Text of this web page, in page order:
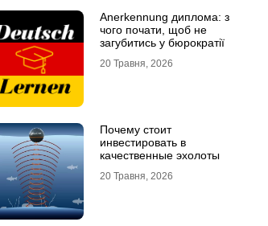
Anerkennung диплома: з
чого почати, щоб не
загубитись у бюрократії
20 Травня, 2026
Почему стоит
инвестировать в
качественные эхолоты
20 Травня, 2026